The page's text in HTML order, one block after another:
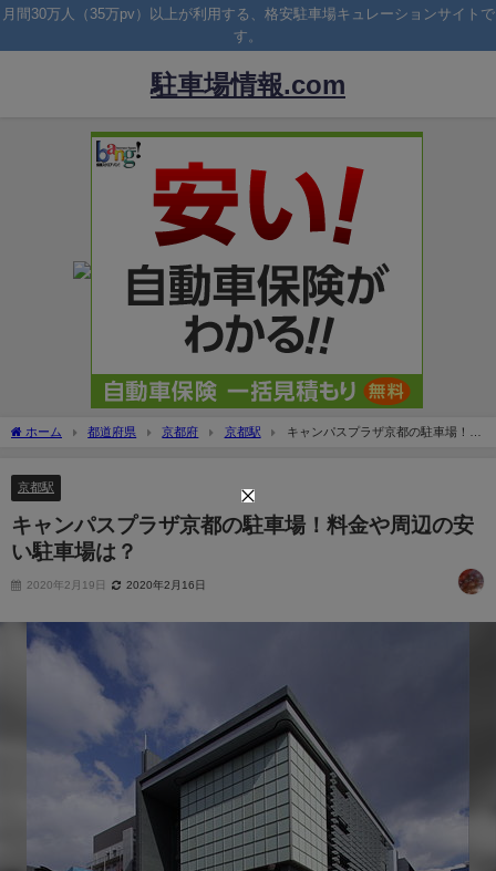
月間30万人（35万pv）以上が利用する、格安駐車場キュレーションサイトで
す。
駐車場情報.com
ホーム 都道府県 京都府 京都駅
キャンパスプラザ京都の駐車場！料
京都駅
キャンパスプラザ京都の駐車場！料金や周辺の安
い駐車場は？
2020年2月19日 2020年2月16日